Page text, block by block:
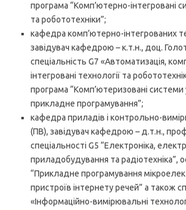
програма “Комп’ютерно-інтегровані
та робототехніки”;
кафедра комп’ютерно-інтегрованих
завідувач кафедрою – к.т.н., доц.
спеціальність G7 «Автоматизація,
інтегровані технології та
програма “Комп’ютеризовані системи
прикладне програмування”;
кафедра приладів і контрольно-
(ПВ), завідувач кафедрою – д.т.н.,
спеціальності G5 “Електроніка,
приладобудування та радіотехніка”,
“Прикладне програмування
пристроїв інтернету речей” а також
«Інформаційно-вимірювальні